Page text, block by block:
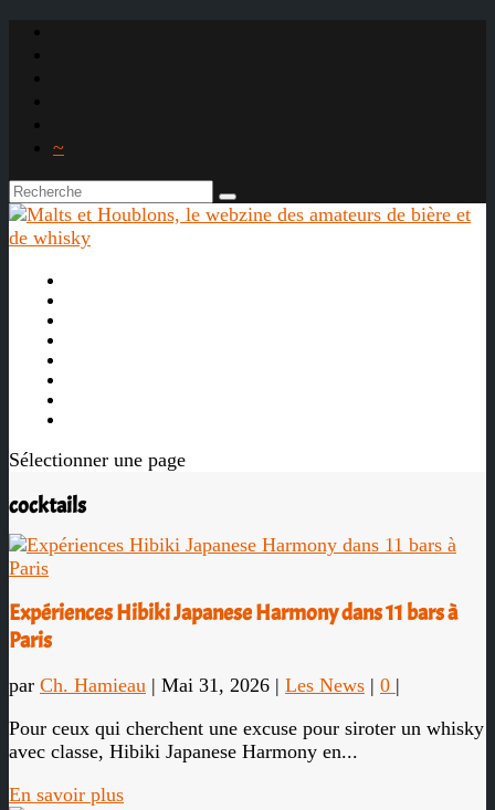
~
Sélectionner une page
cocktails
Expériences Hibiki Japanese Harmony dans 11 bars à
Paris
par Ch. Hamieau | Mai 31, 2026 | Les News | 0 |
Pour ceux qui cherchent une excuse pour siroter un whisky
avec classe, Hibiki Japanese Harmony en...
En savoir plus